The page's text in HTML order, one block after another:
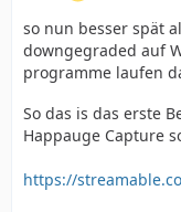
so nun besser spät
downgegraded auf
programme laufen
So das is das erste
Happauge Capture
https://